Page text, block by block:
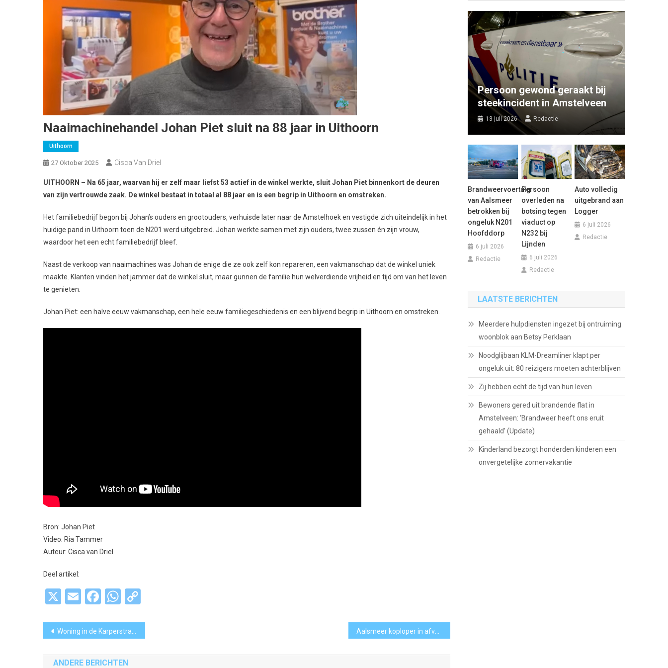
Naaimachinehandel Johan Piet sluit na 88 jaar in Uithoorn
Uithoorn
27 Oktober 2025 Cisca Van Driel
UITHOORN – Na 65 jaar, waarvan hij er zelf maar liefst 53 actief in de winkel werkte, sluit Johan Piet binnenkort de deuren
van zijn vertrouwde zaak. De winkel bestaat in totaal al 88 jaar en is een begrip in Uithoorn en omstreken.
Het familiebedrijf begon bij Johan’s ouders en grootouders, verhuisde later naar de Amstelhoek en vestigde zich uiteindelijk in het
huidige pand in Uithoorn toen de N201 werd uitgebreid. Johan werkte samen met zijn ouders, twee zussen én zijn vrouw,
waardoor het een echt familiebedrijf bleef.
Naast de verkoop van naaimachines was Johan de enige die ze ook zelf kon repareren, een vakmanschap dat de winkel uniek
maakte. Klanten vinden het jammer dat de winkel sluit, maar gunnen de familie hun welverdiende vrijheid en tijd om van het leven
te genieten.
Johan Piet: een halve eeuw vakmanschap, een hele eeuw familiegeschiedenis en een blijvend begrip in Uithoorn en omstreken.
Bron: Johan Piet
Video: Ria Tammer
Auteur: Cisca van Driel
Deel artikel:
X EmailFacebook
WhatsApp
Bericht
navigatie
Woning in de Karperstraat getroffen door explosie
ANDERE BERICHTEN
Persoon gewond geraakt bij
steekincident in Amstelveen
13 juli 2026 Redactie
Brandweervoertuig
van Aalsmeer
betrokken bij
ongeluk N201
Hoofddorp
6 juli 2026
Redactie
Persoon
overleden na
botsing tegen
viaduct op
N232 bij
Lijnden
6 juli 2026
Redactie
Auto volledig
uitgebrand aan
Logger
6 juli 2026
Redactie
LAATSTE BERICHTEN
Meerdere hulpdiensten ingezet bij ontruiming
woonblok aan Betsy Perklaan
Noodglijbaan KLM-Dreamliner klapt per
ongeluk uit: 80 reizigers moeten achterblijven
Zij hebben echt de tijd van hun leven
Bewoners gered uit brandende flat in
Amstelveen: ‘Brandweer heeft ons eruit
gehaald’ (Update)
Kinderland bezorgt honderden kinderen een
onvergetelijke zomervakantie